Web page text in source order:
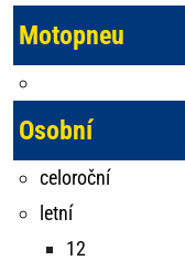
Motopneu
Osobní
celoroční
letní
12